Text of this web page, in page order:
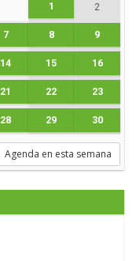
1 2
7 8 9
14 15 16
21 22 23
28 29 30
Agenda en esta semana